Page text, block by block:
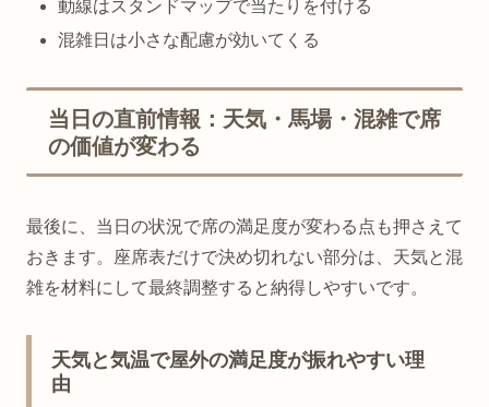
動線はスタンドマップで当たりを付ける
混雑日は小さな配慮が効いてくる
当日の直前情報：天気・馬場・混雑で席
の価値が変わる
最後に、当日の状況で席の満足度が変わる点も押さえて
おきます。座席表だけで決め切れない部分は、天気と混
雑を材料にして最終調整すると納得しやすいです。
天気と気温で屋外の満足度が振れやすい理
由